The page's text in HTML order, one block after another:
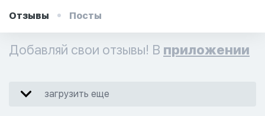
Отзывы Посты
Добавляй свои отзывы! В приложении
загрузить еще